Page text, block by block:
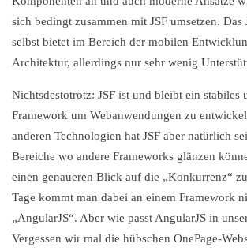
sich bedingt zusammen mit JSF umsetzen. Das
selbst bietet im Bereich der mobilen
Architektur, allerdings nur sehr wenig
Nichtsdestotrotz: JSF ist und bleibt ein stabiles
Framework um Webanwendungen zu
anderen Technologien hat JSF aber natürlich
Bereiche wo andere Frameworks glänzen
einen genaueren Blick auf die „Konkurrenz“
Tage kommt man dabei an einem Framework
„AngularJS“. Aber wie passt AngularJS in
Vergessen wir mal die hübschen OnePage-